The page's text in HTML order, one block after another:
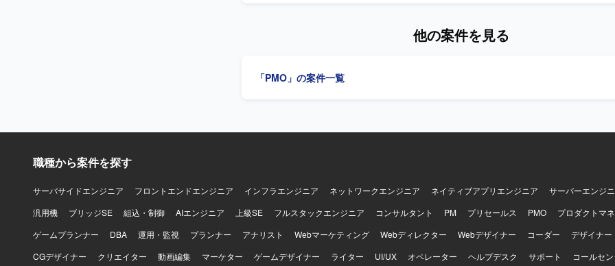
て分かりやすく共有できる方を求めています。 【ポジションの魅力】 既存メンバーの支援を受他の案件を見る
「PMO」の案件一覧
職種から案件を探す
サーバサイドエンジニア フロントエンドエンジニア インフラエンジニア ネットワークエンジニア ネイティブアプリエンジニア
サーバーエンジ
汎用機
ブリッジSE 組込・制御 AIエンジニア 上級SE フルスタックエンジニア コンサルタント PM プリセールス PMO
プロダクトマ
ゲームプランナー
DBA 運用・監視 プランナー アナリスト Webマーケティング Webディレクター Webデザイナー コーダー
デザイナー
CGデザイナー
クリエイター 動画編集 マーケター ゲームデザイナー ライター UI/UX オペレーター ヘルプデスク サポート コールセ